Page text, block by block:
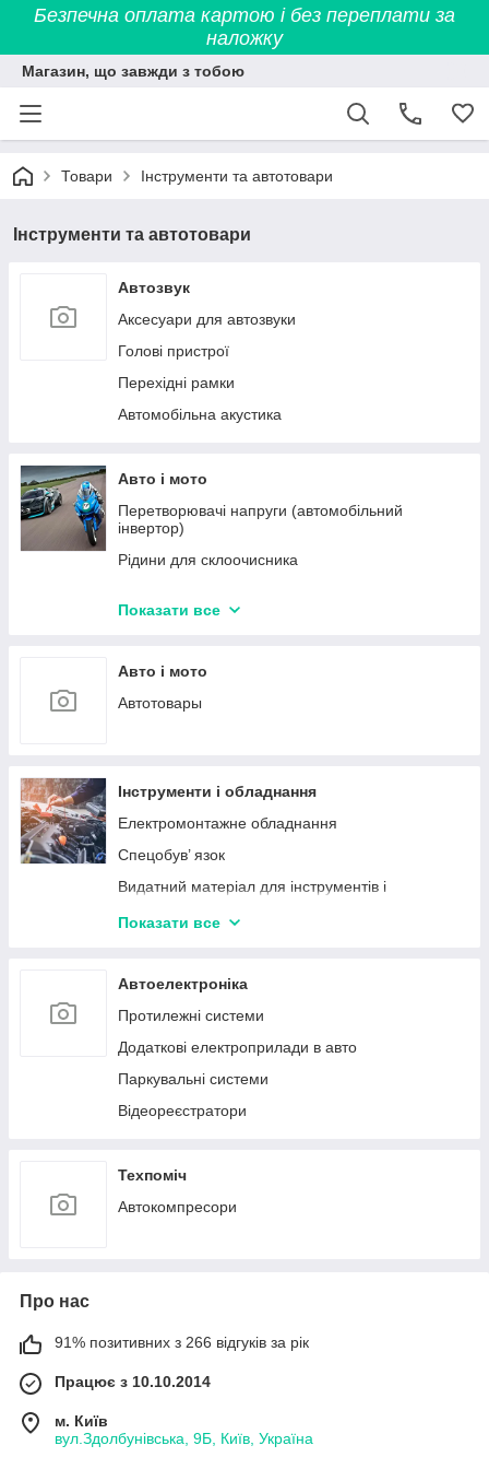
Безпечна оплата картою і без переплати за
наложку
Магазин, що завжди з тобою
Товари Інструменти та автотовари
Інструменти та автотовари
Автозвук
Аксесуари для автозвуки
Голові пристрої
Перехідні рамки
Автомобільна акустика
Авто і мото
Перетворювачі напруги (автомобільний
інвертор)
Рідини для склоочисника
Показати все
Авто і мото
Автотовары
Інструменти і обладнання
Електромонтажне обладнання
Спецобув’ язок
Видатний матеріал для інструментів і
Показати все
Автоелектроніка
Протилежні системи
Додаткові електроприлади в авто
Паркувальні системи
Відеореєстратори
Техпоміч
Автокомпресори
Про нас
91% позитивних з 266 відгуків за рік
Працює з 10.10.2014
м. Київ
вул.Здолбунівська, 9Б, Київ, Україна